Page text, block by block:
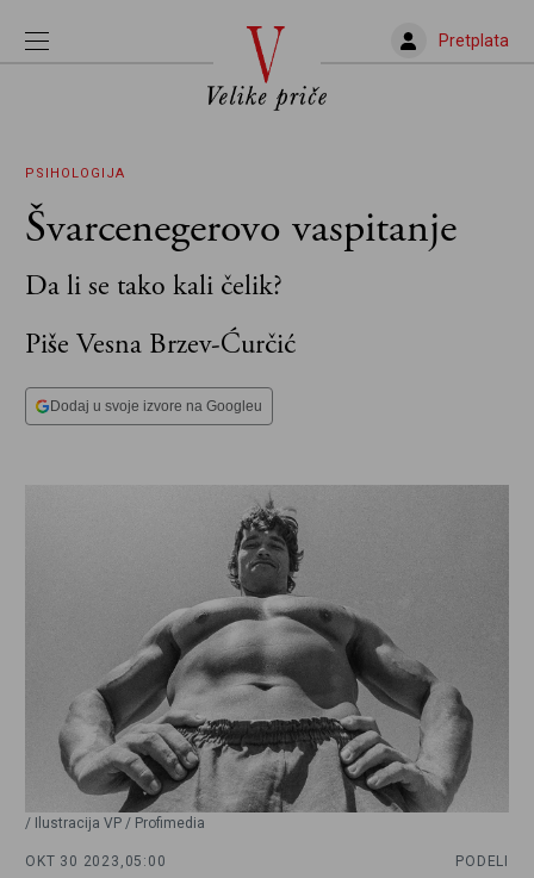
Pretplata
PSIHOLOGIJA
Švarcenegerovo vaspitanje
Da li se tako kali čelik?
Piše Vesna Brzev-Ćurčić
Dodaj u svoje izvore na Googleu
/ Ilustracija VP / Profimedia
OKT 30 2023, 05:00 PODELI